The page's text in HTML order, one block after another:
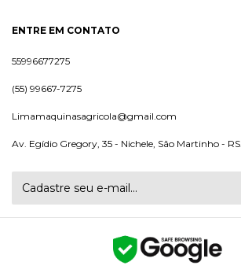
ENTRE EM CONTATO
55996677275
(55) 99667-7275
Limamaquinasagricola@gmail.com
Av. Egídio Gregory, 35 - Nichele, São Martinho - RS.